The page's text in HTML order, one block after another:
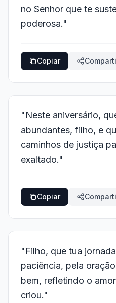
no Senhor que te
poderosa."
Copiar
"Neste aniversário,
abundantes, filho, e
caminhos de justiça
exaltado."
Copiar
"Filho, que tua
paciência, pela
bem, refletindo o
criou."